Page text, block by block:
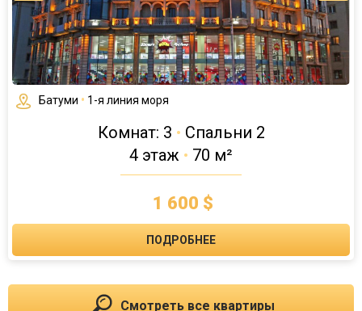
Батуми • 1-я линия моря
Комнат: 3 • Спальни 2
4 этаж • 70 м²
1 600 $
ПОДРОБНЕЕ
Смотреть все квартиры